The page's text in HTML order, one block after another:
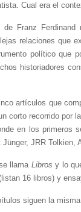
Cual era el
de Franz
relaciones que
político que
historiadores
artículos que
corto recorrido por
en los primeros
JRR Tolkien,
llama Libros y lo
16 libros) y
siguen la